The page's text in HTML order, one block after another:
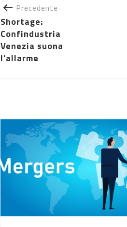
Precedente
Shortage:
Confindustria
Venezia suona
l'allarme